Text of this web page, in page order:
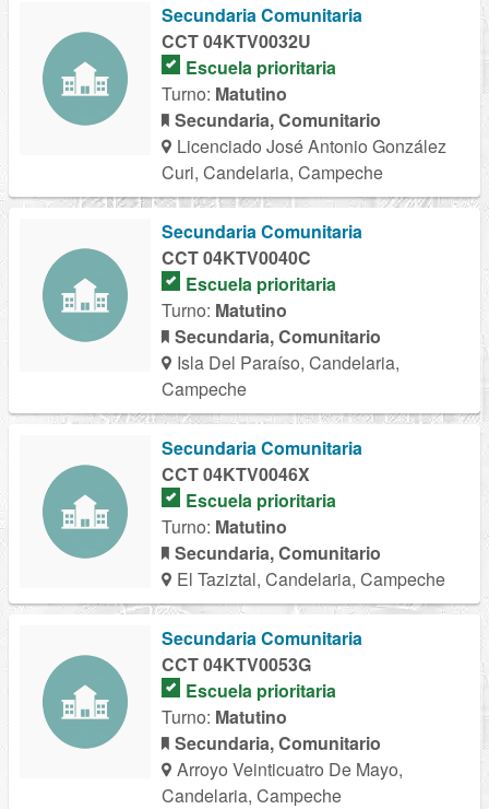
Secundaria Comunitaria
CCT 04KTV0032U
Escuela prioritaria
Turno: Matutino
Secundaria, Comunitario
Licenciado José Antonio González
Curi, Candelaria, Campeche
Secundaria Comunitaria
CCT 04KTV0040C
Escuela prioritaria
Turno: Matutino
Secundaria, Comunitario
Isla Del Paraíso, Candelaria,
Campeche
Secundaria Comunitaria
CCT 04KTV0046X
Escuela prioritaria
Turno: Matutino
Secundaria, Comunitario
El Taziztal, Candelaria, Campeche
Secundaria Comunitaria
CCT 04KTV0053G
Escuela prioritaria
Turno: Matutino
Secundaria, Comunitario
Arroyo Veinticuatro De Mayo,
Candelaria, Campeche